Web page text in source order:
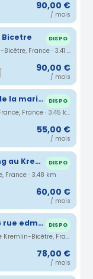
90,00 €
/ mois
Bicetre DISPO
29 Rue Danton, 94270 Le Kremlin-Bicêtre, France · 3.41 km
90,00 €
/ mois
Parking souterrain près de la marie de gentilly DISPO
Avenue Raspail, Gentilly, Île-de-France, France · 3.45 km
55,00 €
/ mois
Loue une place de parking au Kremlin Bicetre (94) - DISPO
France · 3.48 km
60,00 €
/ mois
Parking Kremlin Bicêtre 6 rue edmond michelet DISPO
6 Rue Edmond Michelet, 94270 Le Kremlin-Bicêtre, France · 3.49 km
78,00 €
/ mois